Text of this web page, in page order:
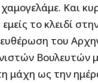
Και
το κλειδί
του
Βουλευτών
μάχη ως την